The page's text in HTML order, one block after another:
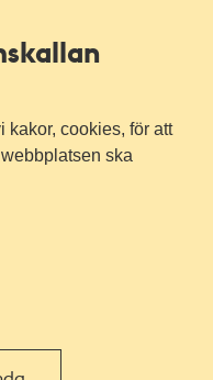
kakor, cookies, för att
ska